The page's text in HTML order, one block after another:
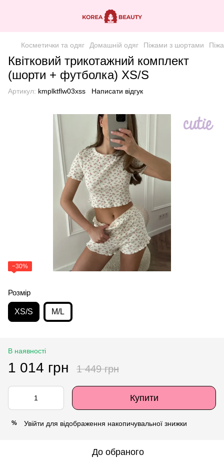
Косметички та одяг Домашній одяг Піжами з шортами
Квітковий трикотажний комплект
(шорти + футболка) XS/S
Артикул: kmplktflw03xss Написати відгук
−30%
Розмір
XS/S M/L
В наявності
1 014 грн 1 449 грн
Купити
% Увійти для відображення накопичувальної знижки
До обраного